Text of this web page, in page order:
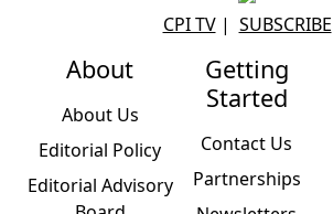
CPI TV| SUBSCRIBE
About
About Us
Editorial Policy
Editorial Advisory
Getting
Started
Contact Us
Partnerships